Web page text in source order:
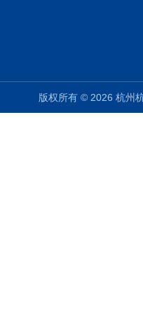
版权所有 © 2026 杭